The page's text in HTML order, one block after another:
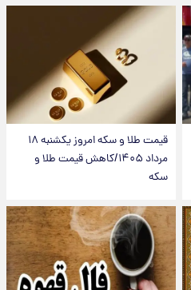
قیمت طلا و سکه امروز یکشنبه ۱۸
مرداد ۱۴۰۵/کاهش قیمت طلا و
سکه